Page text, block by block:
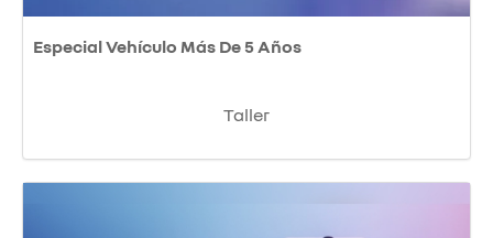
Especial Vehículo Más De 5 Años
Taller